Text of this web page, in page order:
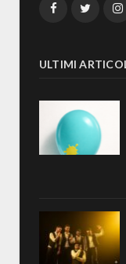
FacebookTwitter
ULTIMI